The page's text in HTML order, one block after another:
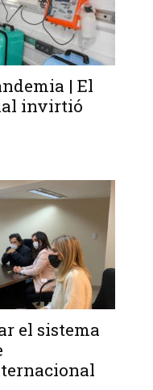
| El
invirtió
el sistema